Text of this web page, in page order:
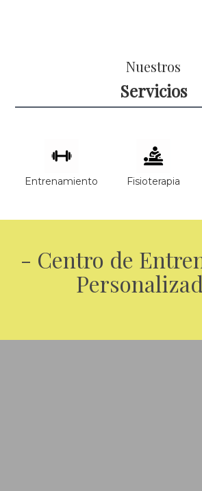
Nuestros
Servicios
Entrenamiento Fisioterapia
- Centro de